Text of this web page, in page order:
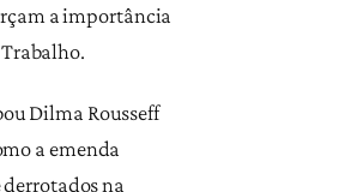
a importância
Dilma Rousseff
a emenda
na